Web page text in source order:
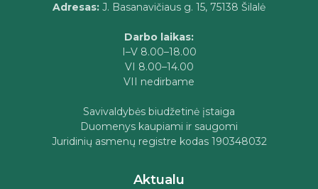
Adresas: J. Basanavičiaus g. 15, 75138 Šilalė
Darbo laikas:
I–V 8.00–18.00
VI 8.00–14.00
VII nedirbame
Savivaldybės biudžetinė įstaiga
Duomenys kaupiami ir saugomi
Juridinių asmenų registre kodas 190348032
Aktualu